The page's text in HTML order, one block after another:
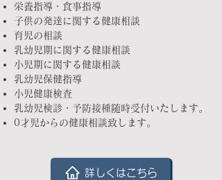
​栄養指導・食事指導
子供の発達に関する健康相談
育児の相談
乳幼児期に関する健康相談
小児期に関する健康相談
乳幼児保健指導
小児健康検査
乳幼児検診・予防接種随時受付いたします。
0才児からの健康相談致します。
詳しくはこちら